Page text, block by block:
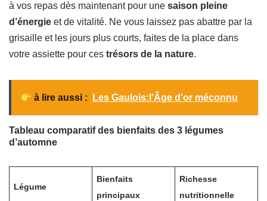
à vos repas dès maintenant pour une saison pleine
d’énergie et de vitalité. Ne vous laissez pas abattre par la
grisaille et les jours plus courts, faites de la place dans
votre assiette pour ces trésors de la nature.
à lire aussi : Les Gaulois:l'Âge d'or méconnu
Tableau comparatif des bienfaits des 3 légumes
d’automne
Légume
Bienfaits
principaux
Richesse
nutritionnelle